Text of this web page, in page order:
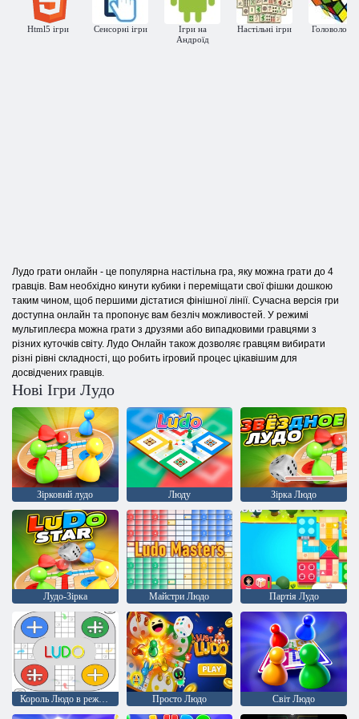
Html5 ігри Сенсорні ігри
Ігри на
Андроїд
Настільні ігри
Лудо грати онлайн - це популярна настільна гра, яку можна грати до 4
гравців. Вам необхідно кинути кубики і переміщати свої фішки дошкою
таким чином, щоб першими дістатися фінішної лінії. Сучасна версія гри
доступна онлайн та пропонує вам безліч можливостей. У режимі
мультиплеєра можна грати з друзями або випадковими гравцями з
різних куточків світу. Лудо Онлайн також дозволяє гравцям вибирати
різні рівні складності, що робить ігровий процес цікавішим для
досвідчених гравців.
Нові Ігри Лудо
Зірковий лудо Люду Зірка Людо
Лудо-Зірка Майстри Людо Партія Лудо
Король Людо в режимі офлайн Просто Людо Світ Людо